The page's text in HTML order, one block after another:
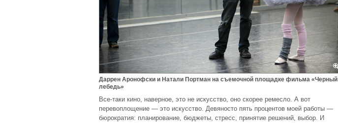
Даррен Аронофски и Натали Портман на съемочной площадке фильма «Черный
лебедь»
Все-таки кино, наверное, это не искусство, оно скорее ремесло. А вот
перевоплощение — это искусство. Девяносто пять процентов моей работы —
бюрократия: планирование, бюджеты, стресс, принятие решений, выбор. И